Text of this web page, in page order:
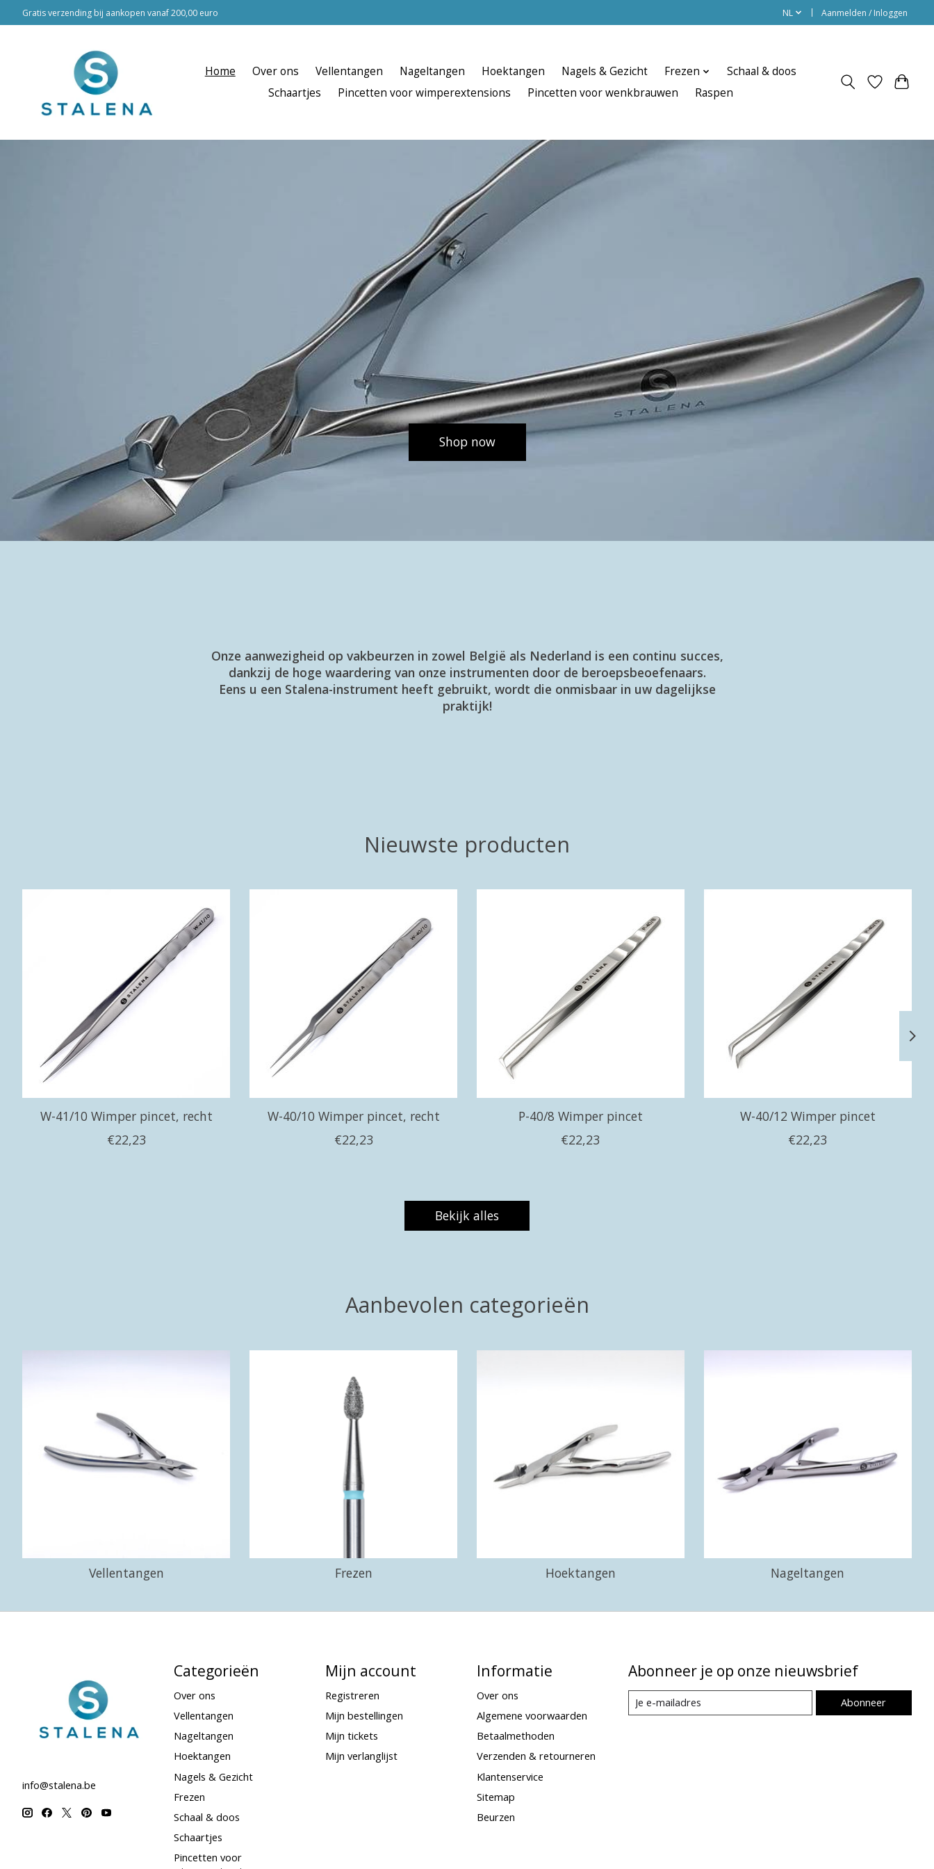
Gratis verzending bij aankopen vanaf 200,00 euro NL Aanmelden / Inloggen
Home Over ons Vellentangen Nageltangen Hoektangen Nagels & Gezicht Frezen
Schaal & doos
Schaartjes
Pincetten voor wimperextensions Pincetten voor wenkbrauwen Raspen
Shop now
Onze aanwezigheid op vakbeurzen in zowel België als Nederland is een continu succes,
dankzij de hoge waardering van onze instrumenten door de beroepsbeoefenaars.
Eens u een Stalena-instrument heeft gebruikt, wordt die onmisbaar in uw dagelijkse
praktijk!
Nieuwste producten
W-41/10 Wimper pincet, recht
€22,23
W-40/10 Wimper pincet, recht
€22,23
P-40/8 Wimper pincet
€22,23
W-40/12 Wimper pincet
€22,23
Bekijk alles
Aanbevolen categorieën
Vellentangen Frezen Hoektangen Nageltangen
info@stalena.be
Categorieën
Over ons
Vellentangen
Nageltangen
Hoektangen
Nagels & Gezicht
Frezen
Schaal & doos
Schaartjes
Pincetten voor
Mijn account
Registreren
Mijn bestellingen
Mijn tickets
Mijn verlanglijst
Informatie
Over ons
Algemene voorwaarden
Betaalmethoden
Verzenden & retourneren
Klantenservice
Sitemap
Beurzen
Abonneer je op onze nieuwsbrief
Abonneer